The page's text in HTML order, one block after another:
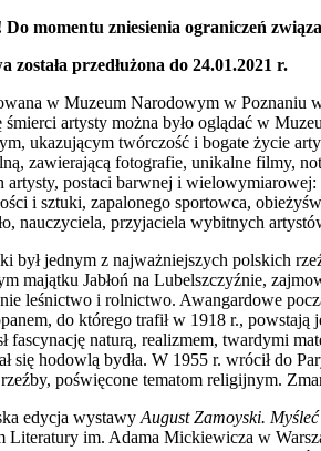
Do momentu zniesienia ograniczeń
została przedłużona do 24.01.2021 r.
w Muzeum Narodowym w Poznaniu
śmierci artysty można było oglądać w
ukazującym twórczość i bogate życie
zawierającą fotografie, unikalne filmy,
artysty, postaci barwnej i
i sztuki, zapalonego sportowca,
nauczyciela, przyjaciela wybitnych
był jednym z najważniejszych polskich
majątku Jabłoń na Lubelszczyźnie,
leśnictwo i rolnictwo. Awangardowe
do którego trafił w 1918 r., powstają
fascynację naturą, realizmem, twardymi
się hodowlą bydła. W 1955 r. wrócił do
poświęcone tematom religijnym.
edycja wystawy August Zamoyski.
Literatury im. Adama Mickiewicza w